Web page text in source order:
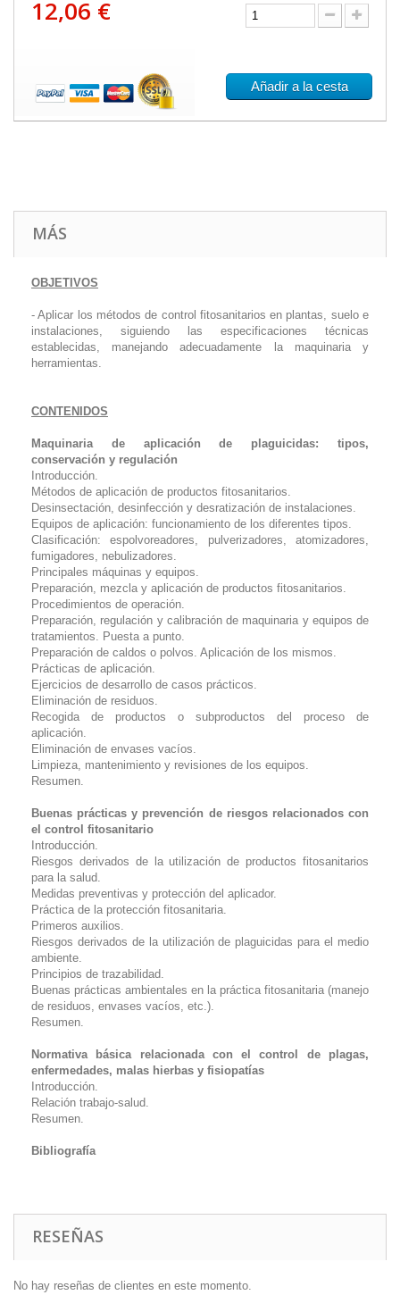
12,06 €
Añadir a la cesta
MÁS
OBJETIVOS
- Aplicar los métodos de control fitosanitarios en plantas, suelo e
instalaciones, siguiendo las especificaciones técnicas
establecidas, manejando adecuadamente la maquinaria y
herramientas.
CONTENIDOS
Maquinaria de aplicación de plaguicidas: tipos,
conservación y regulación
Introducción.
Métodos de aplicación de productos fitosanitarios.
Desinsectación, desinfección y desratización de instalaciones.
Equipos de aplicación: funcionamiento de los diferentes tipos.
Clasificación: espolvoreadores, pulverizadores, atomizadores,
fumigadores, nebulizadores.
Principales máquinas y equipos.
Preparación, mezcla y aplicación de productos fitosanitarios.
Procedimientos de operación.
Preparación, regulación y calibración de maquinaria y equipos de
tratamientos. Puesta a punto.
Preparación de caldos o polvos. Aplicación de los mismos.
Prácticas de aplicación.
Ejercicios de desarrollo de casos prácticos.
Eliminación de residuos.
Recogida de productos o subproductos del proceso de
aplicación.
Eliminación de envases vacíos.
Limpieza, mantenimiento y revisiones de los equipos.
Resumen.
Buenas prácticas y prevención de riesgos relacionados con
el control fitosanitario
Introducción.
Riesgos derivados de la utilización de productos fitosanitarios
para la salud.
Medidas preventivas y protección del aplicador.
Práctica de la protección fitosanitaria.
Primeros auxilios.
Riesgos derivados de la utilización de plaguicidas para el medio
ambiente.
Principios de trazabilidad.
Buenas prácticas ambientales en la práctica fitosanitaria (manejo
de residuos, envases vacíos, etc.).
Resumen.
Normativa básica relacionada con el control de plagas,
enfermedades, malas hierbas y fisiopatías
Introducción.
Relación trabajo-salud.
Resumen.
Bibliografía
RESEÑAS
No hay reseñas de clientes en este momento.